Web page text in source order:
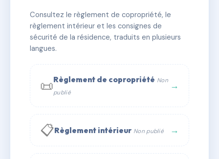
✓ Immatriculée 🏠 114 lots 🏗 1 bâtiment(s)
📞 Contacter Syndic Digital
Consultez le règlement de copropriété, le
règlement intérieur et les consignes de
sécurité de la résidence, traduits en plusieurs
langues.
📜Règlement de copropriété Non
publié
→
📋Règlement intérieur Non publié →